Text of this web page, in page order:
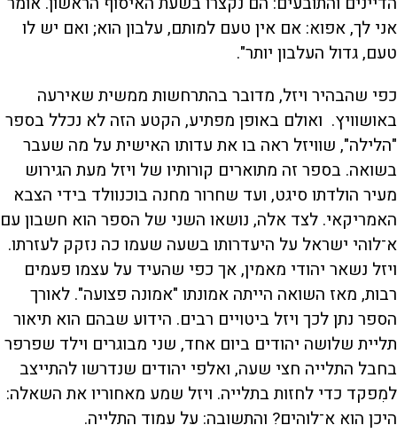
אני לך, אפוא: אם אין טעם למותם, עלבון הוא; ואם יש לו
טעם, גדול העלבון יותר".
כפי שהבהיר ויזל, מדובר בהתרחשות ממשית שאירעה
באושוויץ. ואולם באופן מפתיע, הקטע הזה לא נכלל בספר
"הלילה", שוויזל ראה בו את עדותו האישית על מה שעבר
בשואה. בספר זה מתוארים קורותיו של ויזל מעת הגירוש
מעיר הולדתו סיגט, ועד שחרור מחנה בוכנוולד בידי הצבא
האמריקאי. לצד אלה, נושאו השני של הספר הוא חשבון עם
א־לוהי ישראל על היעדרותו בשעה שעמו כה נזקק לעזרתו.
ויזל נשאר יהודי מאמין, אך כפי שהעיד על עצמו פעמים
רבות, מאז השואה הייתה אמונתו "אמונה פצועה". לאורך
הספר נתן לכך ויזל ביטויים רבים. הידוע שבהם הוא תיאור
תליית שלושה יהודים ביום אחד, שני מבוגרים וילד שפרפר
בחבל התלייה חצי שעה, ואלפי יהודים שנדרשו להתייצב
למִפקד כדי לחזות בתלייה. ויזל שמע מאחוריו את השאלה:
היכן הוא א־לוהים? והתשובה: על עמוד התלייה.